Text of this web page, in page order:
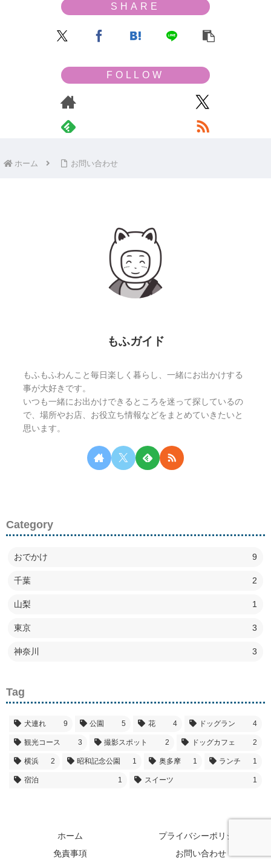
ホーム お問い合わせ
もふガイド
もふもふわんこと毎日楽しく暮らし、一緒にお出かけする
事が大好きです。
いつも一緒にお出かけできるところを迷って探しているの
で、場所やお店、お役立ち情報などをまとめていきたいと
思います。
Category
おでかけ 9
千葉 2
山梨 1
東京 3
神奈川 3
Tag
犬連れ 9 公園 5 花 4 ドッグラン 4
観光コース 3 撮影スポット 2 ドッグカフェ 2
横浜 2 昭和記念公園 1 奥多摩 1 ランチ 1
宿泊 1 スイーツ 1
ホーム
プライバシーポリシー
免責事項
お問い合わせ